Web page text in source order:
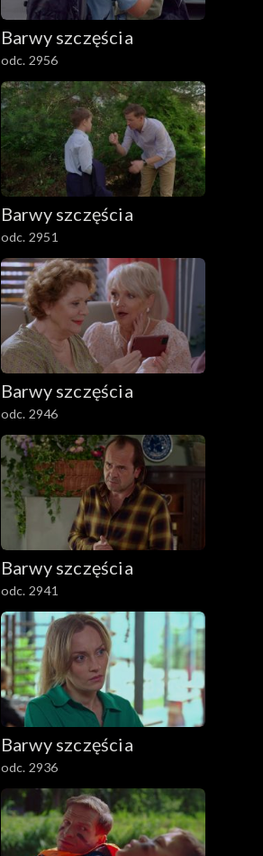
Barwy szczęścia
odc. 2956
Barwy szczęścia
odc. 2951
Barwy szczęścia
odc. 2946
Barwy szczęścia
odc. 2941
Barwy szczęścia
odc. 2936